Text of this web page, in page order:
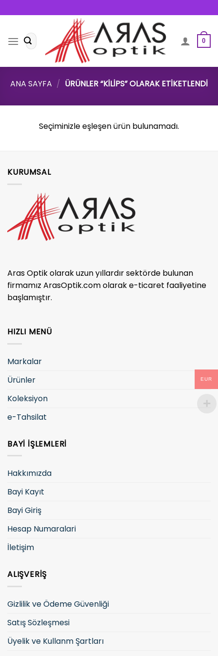
to
content
Ara: 0
ANA SAYFA / ÜRÜNLER “KILIPS” OLARAK ETIKETLENDI
Seçiminizle eşleşen ürün bulunamadı.
KURUMSAL
Aras Optik olarak uzun yıllardır sektörde bulunan
firmamız ArasOptik.com olarak e-ticaret faaliyetine
başlamıştır.
HIZLI MENÜ
Markalar
Ürünler
Koleksiyon
e-Tahsilat
BAYI İŞLEMLERI
Hakkımızda
Bayi Kayıt
Bayi Giriş
Hesap Numaralari
İletişim
ALIŞVERIŞ
Gizlilik ve Ödeme Güvenliği
Satış Sözleşmesi
Üyelik ve Kullanm Şartları
EUR